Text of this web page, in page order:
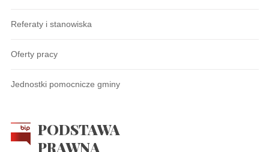
Referaty i stanowiska
Oferty pracy
Jednostki pomocnicze gminy
PODSTAWA
PRAWNA